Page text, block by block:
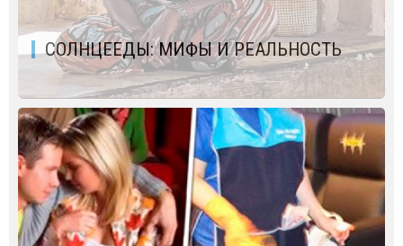
СОЛНЦЕЕДЫ: МИФЫ И РЕАЛЬНОСТЬ